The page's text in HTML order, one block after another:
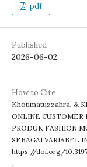
pdf
Published
2026-06-02
How to Cite
Khotimatuzzahra, &
ONLINE CUSTOMER
PRODUK FASHION
SEBAGAI VARIABEL
https://doi.org/